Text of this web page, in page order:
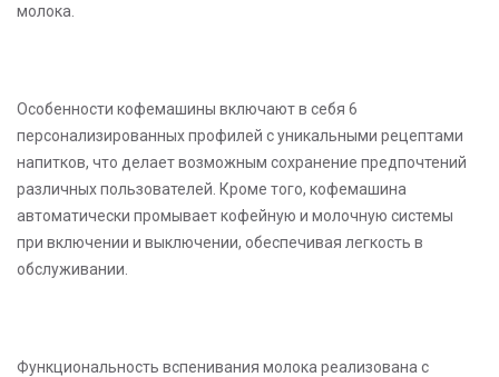
полностью перед отправлением груза (включая страховку).
молока.
Особенности кофемашины включают в себя 6
персонализированных профилей с уникальными рецептами
напитков, что делает возможным сохранение предпочтений
различных пользователей. Кроме того, кофемашина
автоматически промывает кофейную и молочную системы
при включении и выключении, обеспечивая легкость в
обслуживании.
Функциональность вспенивания молока реализована с